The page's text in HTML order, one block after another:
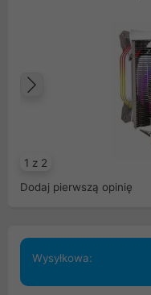
1 z 2
Poprzedni
Dodaj pierwszą opinię
Wysyłkowa: